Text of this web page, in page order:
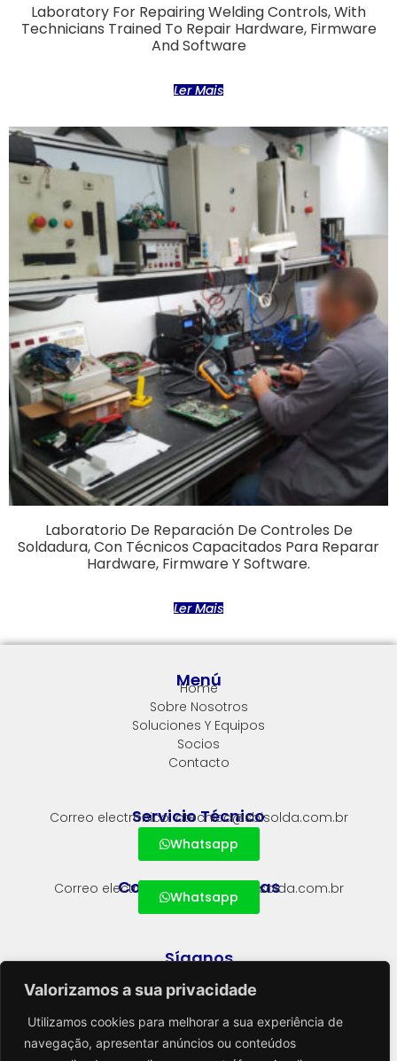
Valorizamos a sua privacidade
Utilizamos cookies para melhorar a sua experiência de
navegação, apresentar anúncios ou conteúdos
Laboratory For Repairing Welding Controls, With
Technicians Trained To Repair Hardware, Firmware
And Software
Ler Mais
Laboratorio De Reparación De Controles De
Soldadura, Con Técnicos Capacitados Para Reparar
Hardware, Firmware Y Software.
Ler Mais
Menú
Home
Sobre Nosotros
Soluciones Y Equipos
Socios
Contacto
Servicio Técnico
Correo electrónico: atecnica@sbisolda.com.br
Whatsapp
Comercial y Ventas
Correo electrónico: vendas@sbisolda.com.br
Whatsapp
Síganos